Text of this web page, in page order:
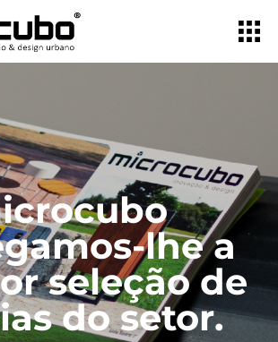
lhe a
seleção de
do setor.